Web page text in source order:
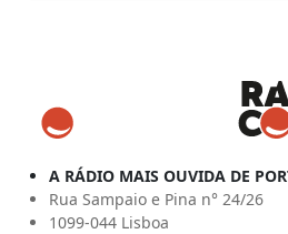
A RÁDIO MAIS OUVIDA DE
Rua Sampaio e Pina n° 24/26
1099-044 Lisboa